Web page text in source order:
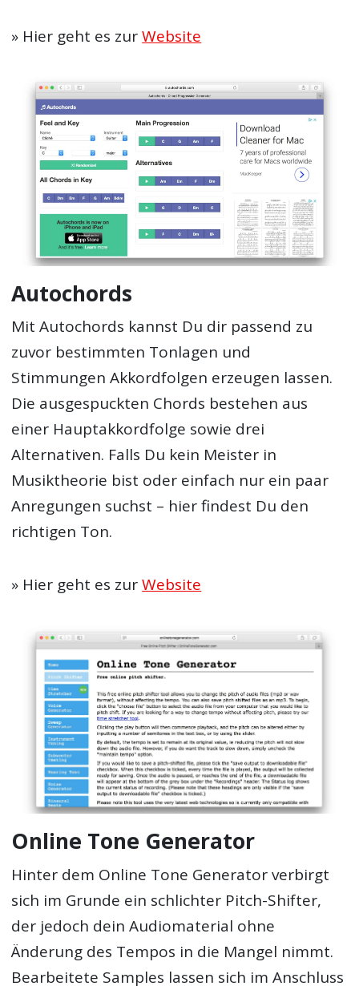
» Hier geht es zurWebsite
Autochords
Mit Autochords kannst Du dir passend zu
zuvor bestimmten Tonlagen und
Stimmungen Akkordfolgen erzeugen lassen.
Die ausgespuckten Chords bestehen aus
einer Hauptakkordfolge sowie drei
Alternativen. Falls Du kein Meister in
Musiktheorie bist oder einfach nur ein paar
Anregungen suchst – hier findest Du den
richtigen Ton.
» Hier geht es zurWebsite
Online Tone Generator
Hinter dem Online Tone Generator verbirgt
sich im Grunde ein schlichter Pitch-Shifter,
der jedoch dein Audiomaterial ohne
Änderung des Tempos in die Mangel nimmt.
Bearbeitete Samples lassen sich im Anschluss